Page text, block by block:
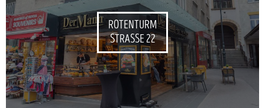
ROTENTURM
STRASSE 22